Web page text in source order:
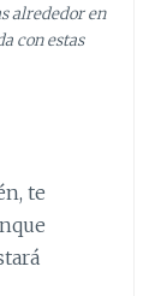
alrededor en
con estas
te